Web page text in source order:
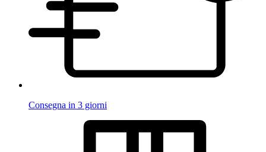
Consegna in 3 giorni